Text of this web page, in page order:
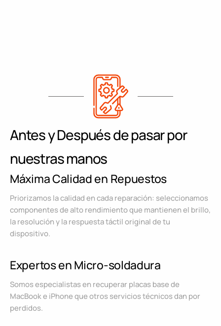
Antes y Después de pasar por
nuestras manos
Máxima Calidad en Repuestos
Priorizamos la calidad en cada reparación: seleccionamos
componentes de alto rendimiento que mantienen el brillo,
la resolución y la respuesta táctil original de tu
dispositivo.
Expertos en Micro-soldadura
Somos especialistas en recuperar placas base de
MacBook e iPhone que otros servicios técnicos dan por
perdidos.